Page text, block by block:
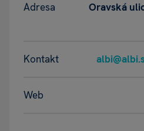
Adresa
Oravská
Kontakt
Web